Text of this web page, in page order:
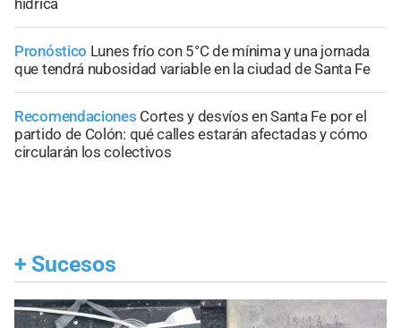
hídrica
Pronóstico Lunes frío con 5°C de mínima y una jornada
que tendrá nubosidad variable en la ciudad de Santa Fe
Recomendaciones Cortes y desvíos en Santa Fe por el
partido de Colón: qué calles estarán afectadas y cómo
circularán los colectivos
+ Sucesos